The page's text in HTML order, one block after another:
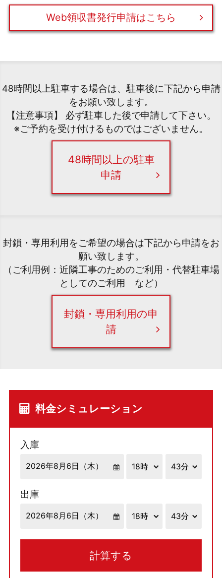
Web領収書発行申請はこちら
48時間以上駐車する場合は、駐車後に下記から申請
をお願い致します。
【注意事項】 必ず駐車した後で申請して下さい。
※ご予約を受け付けるものではございません。
48時間以上の駐車
申請
封鎖・専用利用をご希望の場合は下記から申請をお
願い致します。
（ご利用例：近隣工事のためのご利用・代替駐車場
としてのご利用 など）
封鎖・専用利用の申
請
料金シミュレーション
入庫
出庫
計算する